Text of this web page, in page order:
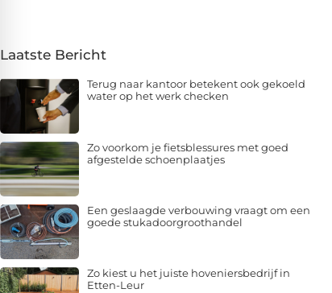
Laatste Bericht
Terug naar kantoor betekent ook gekoeld
water op het werk checken
Zo voorkom je fietsblessures met goed
afgestelde schoenplaatjes
Een geslaagde verbouwing vraagt om een
goede stukadoorgroothandel
Zo kiest u het juiste hoveniersbedrijf in
Etten-Leur